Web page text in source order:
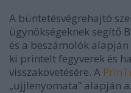
A büntetésvégrehajtó
ügynökségeknek segítő
és a beszámolók
ki printelt fegyverek és
visszakövetésére. A
„ujjlenyomata” alapján